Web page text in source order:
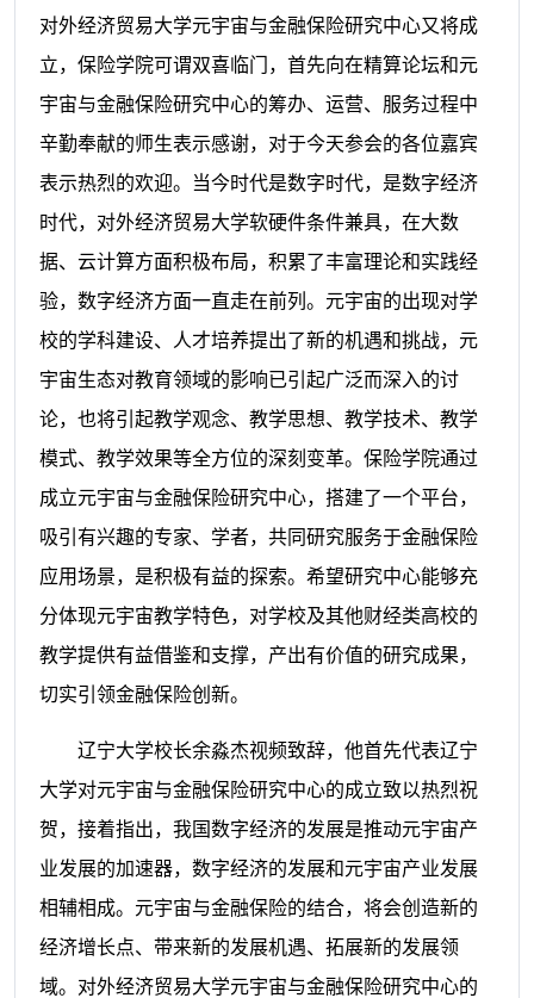
对外经济贸易大学元宇宙与金融保险研究中心又将成
立，保险学院可谓双喜临门，首先向在精算论坛和元
宇宙与金融保险研究中心的筹办、运营、服务过程中
辛勤奉献的师生表示感谢，对于今天参会的各位嘉宾
表示热烈的欢迎。当今时代是数字时代，是数字经济
时代，对外经济贸易大学软硬件条件兼具，在大数
据、云计算方面积极布局，积累了丰富理论和实践经
验，数字经济方面一直走在前列。元宇宙的出现对学
校的学科建设、人才培养提出了新的机遇和挑战，元
宇宙生态对教育领域的影响已引起广泛而深入的讨
论，也将引起教学观念、教学思想、教学技术、教学
模式、教学效果等全方位的深刻变革。保险学院通过
成立元宇宙与金融保险研究中心，搭建了一个平台，
吸引有兴趣的专家、学者，共同研究服务于金融保险
应用场景，是积极有益的探索。希望研究中心能够充
分体现元宇宙教学特色，对学校及其他财经类高校的
教学提供有益借鉴和支撑，产出有价值的研究成果，
切实引领金融保险创新。
辽宁大学校长余淼杰视频致辞，他首先代表辽宁
大学对元宇宙与金融保险研究中心的成立致以热烈祝
贺，接着指出，我国数字经济的发展是推动元宇宙产
业发展的加速器，数字经济的发展和元宇宙产业发展
相辅相成。元宇宙与金融保险的结合，将会创造新的
经济增长点、带来新的发展机遇、拓展新的发展领
域。对外经济贸易大学元宇宙与金融保险研究中心的